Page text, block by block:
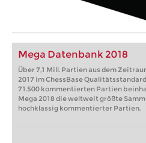
Mega Datenbank 2018
Über 7,1 Mill. Partien aus dem
2017 im ChessBase
71.500 kommentierten Partien
Mega 2018 die weltweit größte
hochklassig kommentierter Partien.